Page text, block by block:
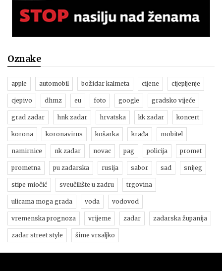
Oznake
apple automobil božidar kalmeta cijene cijepljenje
cjepivo dhmz eu foto google gradsko vijeće
grad zadar hnk zadar hrvatska kk zadar koncert
korona koronavirus košarka krađa mobitel
namirnice nk zadar novac pag policija promet
prometna pu zadarska rusija sabor sad snijeg
stipe miočić sveučilište u zadru trgovina
ulicama moga grada voda vodovod
vremenska prognoza vrijeme zadar zadarska županija
zadar street style šime vrsaljko